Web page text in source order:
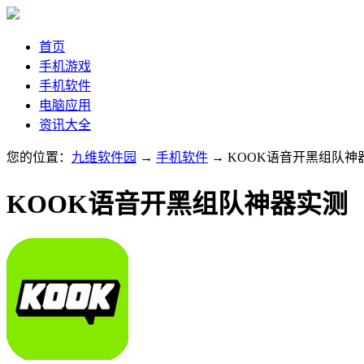
首页
手机游戏
手机软件
电脑应用
资讯大全
您的位置： 九维软件园 → 手机软件 → KOOK语音开黑组队神
KOOK语音开黑组队神器实测